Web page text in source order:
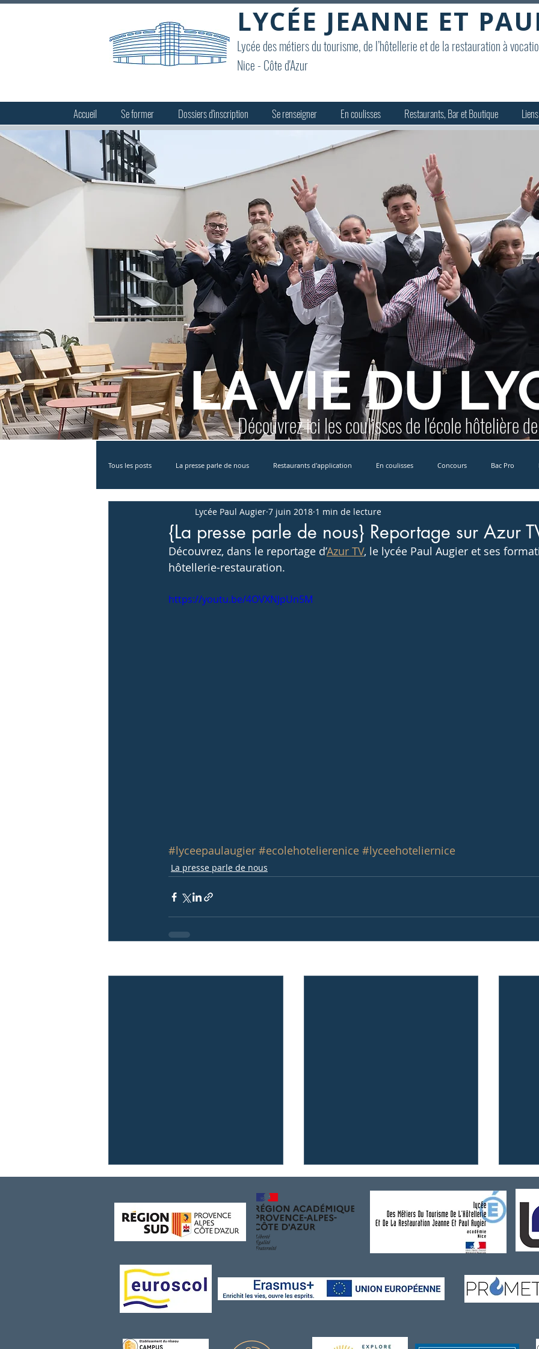
LYCÉE JEANNE ET
Lycée des métiers du tourisme, de l’hôtellerie et de la restauration à
Nice - Côte d'Azur
Accueil Se former Dossiers d'inscription Se renseigner En coulisses Restaurants, Bar et Boutique
Découvrez ici les coulisses de l'école hôtelière
LA VIE DU
Tous les posts La presse parle de nous Restaurants d'application En coulisses Concours Bac Pro
MAN Bac STHR Erasmus+ MCCDR
Anciens élèves
{La presse parle de nous} Reportage sur Azur
Lycée Paul Augier 7 juin 2018 1 min de lecture
Découvrez, dans le reportage d’Azur TV, le lycée Paul Augier et ses
hôtellerie-restauration.
https://youtu.be/4OVXNJpUn5M
#lyceepaulaugier #ecolehotelierenice #lyceehoteliernice
La presse parle de nous
{Dîner d'excellence} 20ème
gala de L'épicurien
{Soirée d'excellence} Nos
élèves ont officié aux côtés du
Ouvrier de France
{La